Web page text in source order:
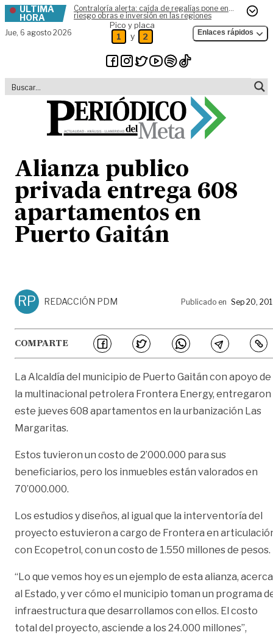
Skip to content
ÚLTIMA
HORA
Contraloría alerta: caída de regalías pone en
riesgo obras e inversión en las regiones
Jue, 6 agosto 2026
Pico y placa
1 y 2 Enlaces rápidos
Alianza publico
privada entrega 608
apartamentos en
Puerto Gaitán
RP REDACCIÓN PDM Publicado en Sep 20,
COMPARTE
La Alcaldía del municipio de Puerto Gaitán con apoyo de
la multinacional petrolera Frontera Energy, entregaron
este jueves 608 apartamentos en la urbanización Las
Margaritas.
Estos tuvieron un costo de 2’000.000 para sus
beneficiarios, pero los inmuebles están valorados en
70’000.000.
Los estudios y diseños, al igual que la interventoría del
proyecto estuvieron a cargo de Frontera en
con Ecopetrol, con un costo de 1.550 millones de pesos.
“Lo que vemos hoy es un ejemplo de esta alianza,
al Estado, y ver cómo el municipio toman un programa
infraestructura que desarrollamos con ellos. El costo
total del proyecto, asciende a los 24.000 millones”,